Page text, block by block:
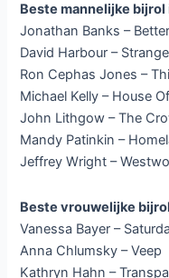
Beste mannelijke bijrol
Jonathan Banks –
David Harbour –
Ron Cephas Jones –
Michael Kelly – House
John Lithgow – The
Mandy Patinkin –
Jeffrey Wright –
Beste vrouwelijke
Vanessa Bayer –
Anna Chlumsky – Veep
Kathryn Hahn –